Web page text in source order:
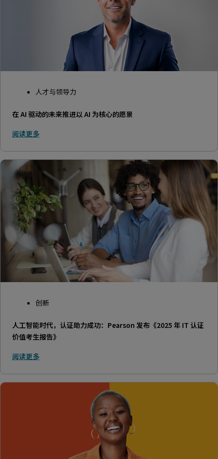
人才与领导力
在 AI 驱动的未来推进以 AI 为核心的愿景
阅读更多
创新
人工智能时代，认证助力成功：Pearson 发布《2025 年 IT 认证
价值考生报告》
阅读更多